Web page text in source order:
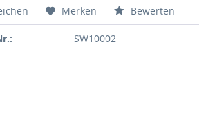
Merken Bewerten
SW10002